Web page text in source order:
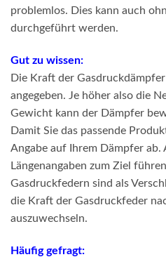
problemlos. Dies kann auch
durchgeführt werden.
Gut zu wissen:
Die Kraft der
angegeben. Je höher also die
Gewicht kann der Dämpfer
Damit Sie das passende
Angabe auf Ihrem Dämpfer
Längenangaben zum Ziel
Gasdruckfedern sind als
die Kraft der Gasdruckfeder
auszuwechseln.
Häufig gefragt: